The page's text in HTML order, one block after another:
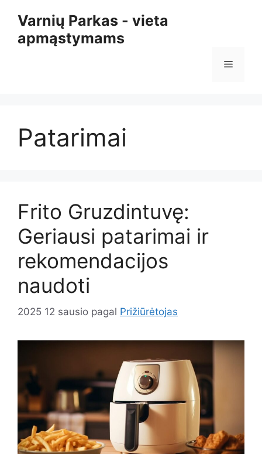
turinio
Varnių Parkas - vieta
apmąstymams
Meniu
Patarimai
Frito Gruzdintuvę:
Geriausi patarimai ir
rekomendacijos
naudoti
2025 12 sausio pagal Prižiūrėtojas